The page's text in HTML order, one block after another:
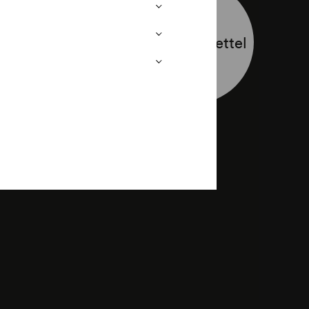
Programmzettel